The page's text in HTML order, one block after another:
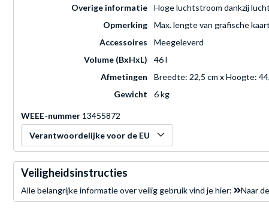
Overige informatie
Hoge luchtstroom dankzij
Opmerking
Max. lengte van grafische
Accessoires
Meegeleverd
Volume (BxHxL)
46 l
Afmetingen
Breedte: 22,5 cm x Hoogte:
Gewicht
6 kg
WEEE-nummer 13455872
Verantwoordelijke voor de EU
Veiligheidsinstructies
Alle belangrijke informatie over veilig gebruik vind je hier: Naar